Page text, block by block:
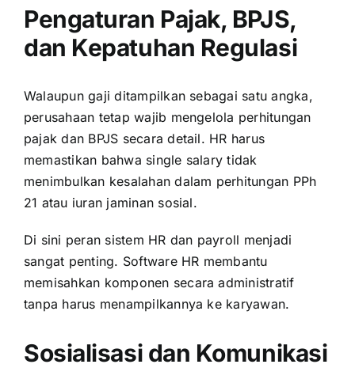
Pengaturan Pajak, BPJS,
dan Kepatuhan Regulasi
Walaupun gaji ditampilkan sebagai satu angka,
perusahaan tetap wajib mengelola perhitungan
pajak dan BPJS secara detail. HR harus
memastikan bahwa single salary tidak
menimbulkan kesalahan dalam perhitungan PPh
21 atau iuran jaminan sosial.
Di sini peran sistem HR dan payroll menjadi
sangat penting. Software HR membantu
memisahkan komponen secara administratif
tanpa harus menampilkannya ke karyawan.
Sosialisasi dan Komunikasi